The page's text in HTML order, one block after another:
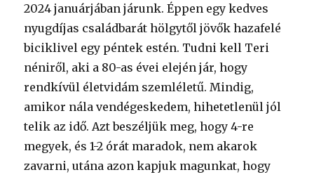
2024 januárjában járunk. Éppen egy kedves
nyugdíjas családbarát hölgytől jövők hazafelé
biciklivel egy péntek estén. Tudni kell Teri
néniről, aki a 80-as évei elején jár, hogy
rendkívül életvidám szemléletű. Mindig,
amikor nála vendégeskedem, hihetetlenül jól
telik az idő. Azt beszéljük meg, hogy 4-re
megyek, és 1-2 órát maradok, nem akarok
zavarni, utána azon kapjuk magunkat, hogy